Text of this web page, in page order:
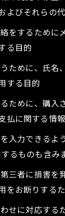
よびそれらの
をするため
る目的
ために、氏
する目的
ために、購
払に関する情
入力できる
るものも含み
三者に損害
をお断りする
せに対応す